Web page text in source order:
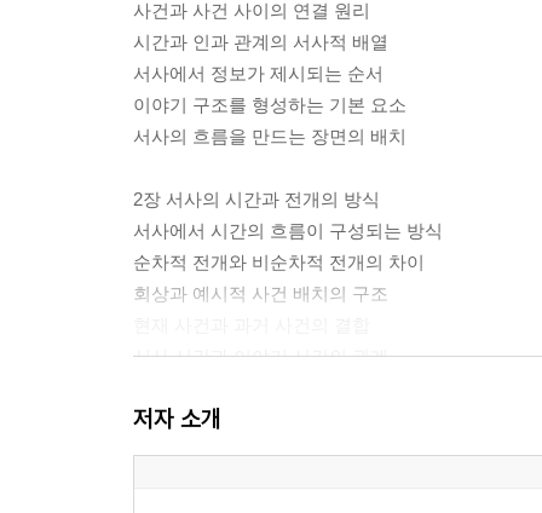
사건과 사건 사이의 연결 원리
시간과 인과 관계의 서사적 배열
서사에서 정보가 제시되는 순서
이야기 구조를 형성하는 기본 요소
서사의 흐름을 만드는 장면의 배치
2장 서사의 시간과 전개의 방식
서사에서 시간의 흐름이 구성되는 방식
순차적 전개와 비순차적 전개의 차이
회상과 예시적 사건 배치의 구조
서사 시간과 이야기 시간의 관계
3장 사건과 이야기의 전개 구조
저자 소개